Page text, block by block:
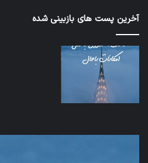
آخرین پست های بازبینی شده